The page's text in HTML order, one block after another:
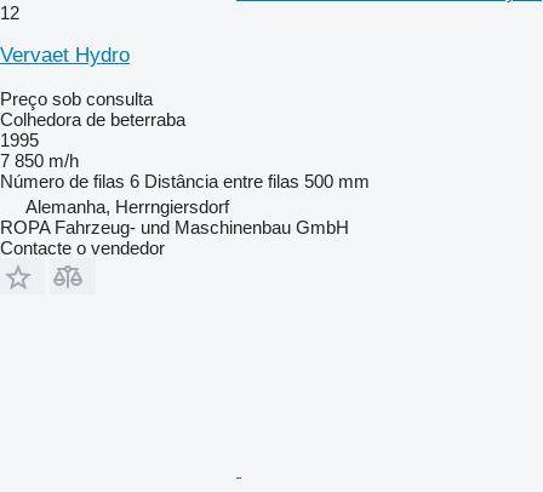
12
Vervaet Hydro
Preço sob consulta
Colhedora de beterraba
1995
7 850 m/h
Número de filas 6 Distância entre filas 500 mm
Alemanha, Herrngiersdorf
ROPA Fahrzeug- und Maschinenbau GmbH
Contacte o vendedor